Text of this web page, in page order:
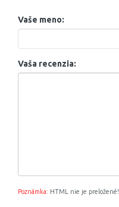
Vaše meno:
Vaša recenzia:
Poznámka: HTML nie je preložené!